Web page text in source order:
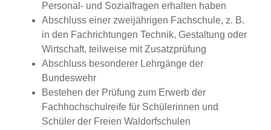
Personal- und Sozialfragen erhalten haben
Abschluss einer zweijährigen Fachschule, z. B.
in den Fachrichtungen Technik, Gestaltung oder
Wirtschaft, teilweise mit Zusatzprüfung
Abschluss besonderer Lehrgänge der
Bundeswehr
Bestehen der Prüfung zum Erwerb der
Fachhochschulreife für Schülerinnen und
Schüler der Freien Waldorfschulen